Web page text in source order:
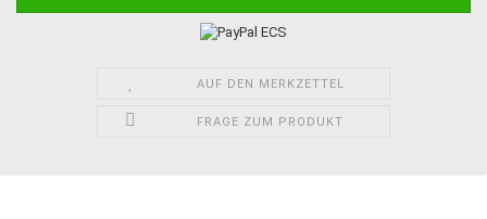
AUF DEN MERKZETTEL
FRAGE ZUM PRODUKT